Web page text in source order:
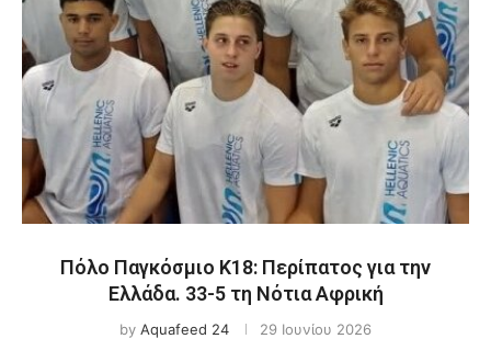
Πόλο Παγκόσμιο Κ18: Περίπατος για την
Ελλάδα. 33-5 τη Νότια Αφρική
by Aquafeed 24 29 Ιουνίου 2026